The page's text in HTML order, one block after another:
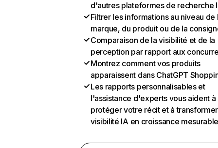
d'autres plateformes de recherche
Filtrer les informations au niveau de
marque, du produit ou de la
Comparaison de la visibilité et de la
perception par rapport aux
Montrez comment vos produits
apparaissent dans ChatGPT
Les rapports personnalisables et
l'assistance d'experts vous aident à
protéger votre récit et à
visibilité IA en croissance